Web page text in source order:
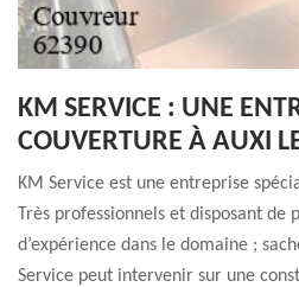
KM SERVICE : UNE
COUVERTURE À AUXI
KM Service est une entreprise
Très professionnels et disposant de
d’expérience dans le domaine ;
Service peut intervenir sur une